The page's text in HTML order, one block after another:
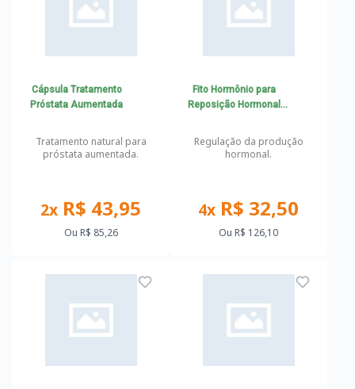
Cápsula Tratamento
Próstata Aumentada
Tratamento natural para
próstata aumentada.
2x R$ 43,95
Ou R$ 85,26
Fito Hormônio para
Reposição Hormonal
Regulação da produção
hormonal.
4x R$ 32,50
Ou R$ 126,10